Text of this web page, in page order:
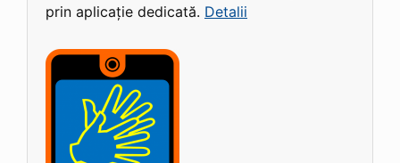
prin aplicație dedicată. Detalii